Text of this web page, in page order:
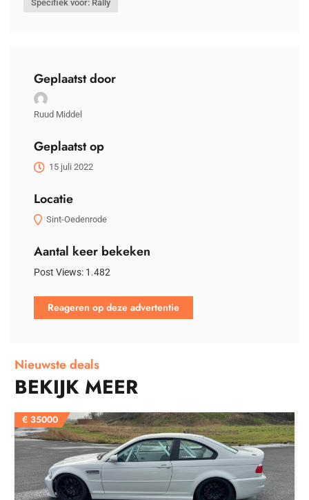
Specifiek voor: Rally
Geplaatst door
Ruud Middel
Geplaatst op
15 juli 2022
Locatie
Sint-Oedenrode
Aantal keer bekeken
Post Views: 1.482
Reageren op deze advertentie
Nieuwste deals
BEKIJK MEER
€ 35000